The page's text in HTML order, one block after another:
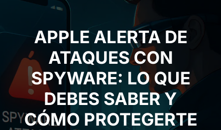
APPLE ALERTA DE
ATAQUES CON
SPYWARE: LO QUE
DEBES SABER Y
CÓMO PROTEGERTE